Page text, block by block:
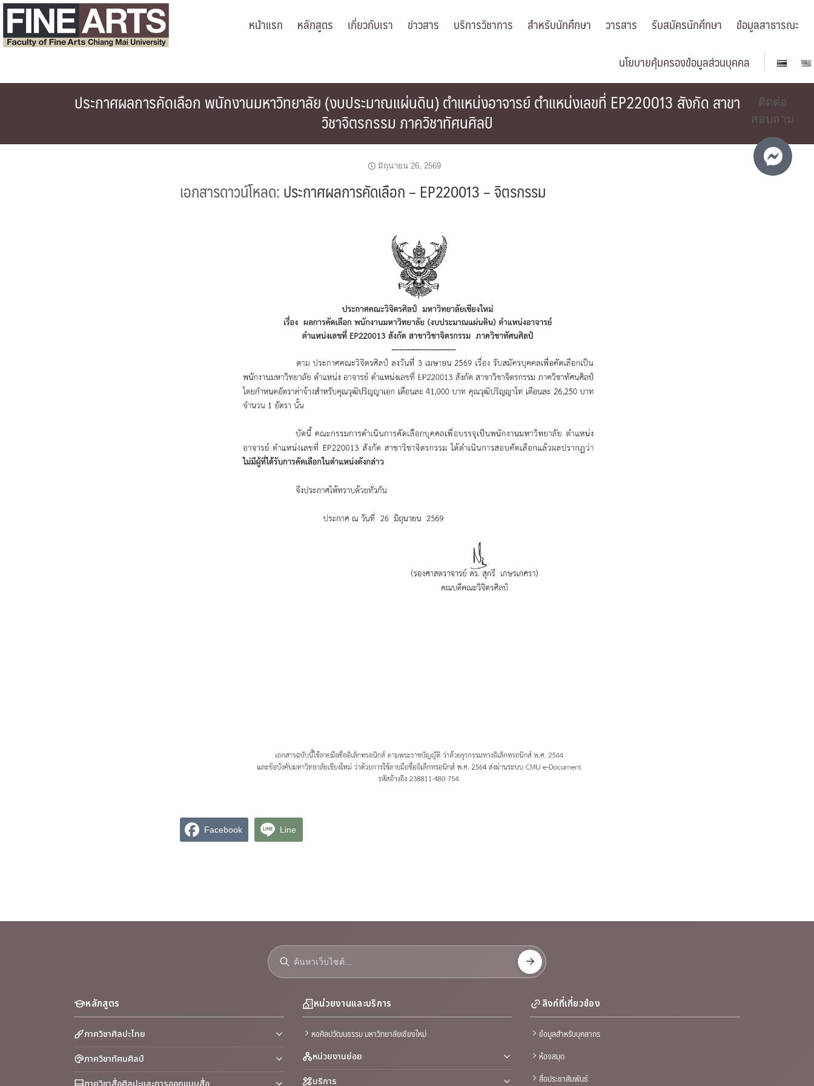
Skip
content
หน้าแรก หลักสูตร เกี่ยวกับเรา ข่าวสาร บริการวิชาการ สำหรับนักศึกษา วารสาร รับสมัครนักศึกษา
ข้อมูลสาธารณะ
นโยบายคุ้มครองข้อมูลส่วนบุคคล
ประกาศผลการคัดเลือก พนักงานมหาวิทยาลัย (งบประมาณแผ่นดิน) ตำแหน่งอาจารย์ ตำแหน่งเลขที่ EP220013 สังกัด สาขา
วิชาจิตรกรรม ภาควิชาทัศนศิลป์
มิถุนายน 26, 2569
เอกสารดาวน์โหลด:ประกาศผลการคัดเลือก – EP220013 – จิตรกรรม
Facebook Line
หลักสูตร
ภาควิชาศิลปะไทย
ภาควิชาทัศนศิลป์
หน่วยงานและบริการ
หอศิลปวัฒนธรรม มหาวิทยาลัยเชียงใหม่
หน่วยงานย่อย
บริการ
ลิงก์ที่เกี่ยวข้อง
ข้อมูลสำหรับบุคลากร
ห้องสมุด
สื่อประชาสัมพันธ์
ติดต่อ
สอบถาม